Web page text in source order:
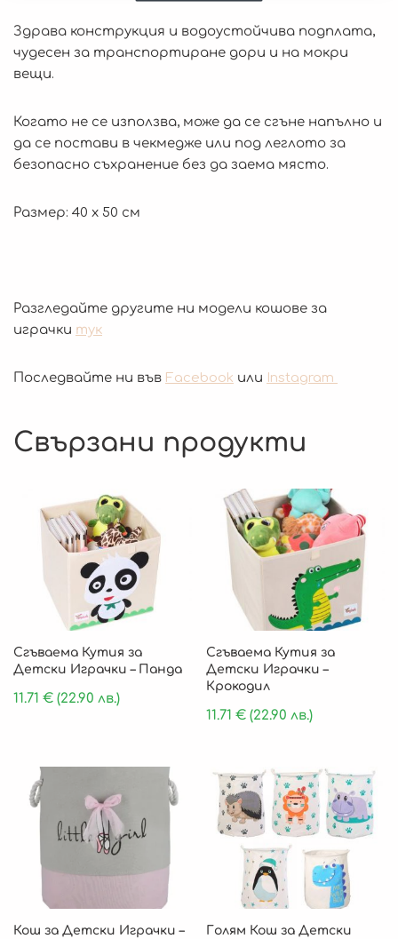
Здрава конструкция и водоустойчива подплата,
чудесен за транспортиране дори и на мокри
вещи.
Когато не се използва, може да се сгъне напълно и
да се постави в чекмедже или под леглото за
безопасно съхранение без да заема място.
Размер: 40 х 50 см
Разгледайте другите ни модели кошове за
играчки тук
Последвайте ни във Facebook или Instagram
Свързани продукти
Сгъваема Кутия за
Детски Играчки – Панда
11.71 € (22.90 лв.)
Сгъваема Кутия за
Детски Играчки –
Крокодил
11.71€ (22.90 лв.)
Кош за Детски Играчки –
Голям Кош за Детски